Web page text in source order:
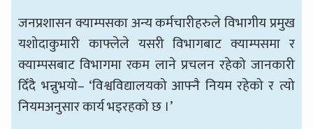
जनप्रशासन क्याम्पसका अन्य कर्मचारीहरुले विभागीय प्रमुख
यशोदाकुमारी काफ्लेले यसरी विभागबाट क्याम्पसमा र
क्याम्पसबाट विभागमा रकम लाने प्रचलन रहेको जानकारी
दिँदै भन्नुभयो– ‘विश्वविद्यालयको आफ्नै नियम रहेको र त्यो
नियमअनुसार कार्य भइरहको छ ।’